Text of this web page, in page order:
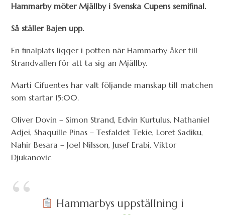
Hammarby möter Mjällby i Svenska Cupens semifinal.
Så ställer Bajen upp.
En finalplats ligger i potten när Hammarby åker till
Strandvallen för att ta sig an Mjällby.
Marti Cifuentes har valt följande manskap till matchen
som startar 15:00.
Oliver Dovin – Simon Strand, Edvin Kurtulus, Nathaniel
Adjei, Shaquille Pinas – Tesfaldet Tekie, Loret Sadiku,
Nahir Besara – Joel Nilsson, Jusef Erabi, Viktor
Djukanovic
Hammarbys uppställning i